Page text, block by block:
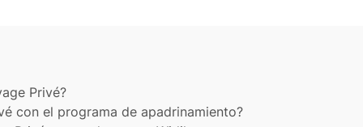
Privé?
con el programa de apadrinamiento?